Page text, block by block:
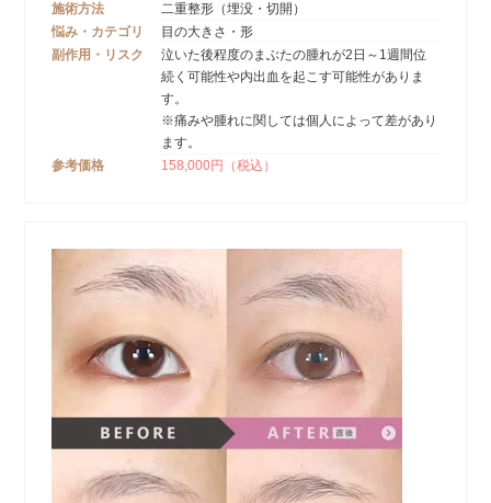
施術方法
二重整形（埋没・切開）
悩み・カテゴリ
目の大きさ・形
副作用・リスク
泣いた後程度のまぶたの腫れが2日～1週間位
続く可能性や内出血を起こす可能性がありま
す。
※痛みや腫れに関しては個人によって差があり
ます。
参考価格
158,000円（税込）